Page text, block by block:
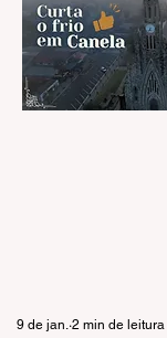
9 de jan. 2 min de leitura